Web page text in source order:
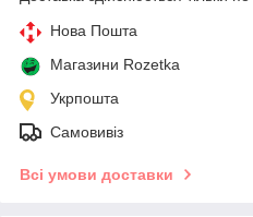
Нова Пошта
Магазини Rozetka
Укрпошта
Самовивіз
Всі умови доставки